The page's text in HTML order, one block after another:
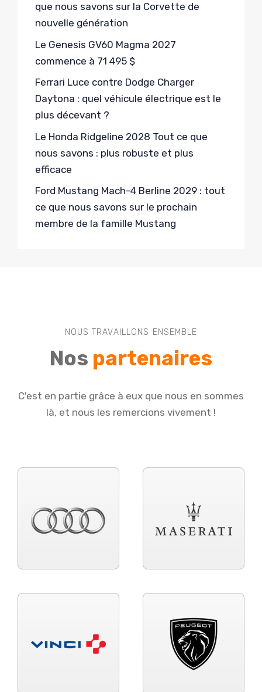
que nous savons sur la Corvette de
nouvelle génération
Le Genesis GV60 Magma 2027
commence à 71 495 $
Ferrari Luce contre Dodge Charger
Daytona : quel véhicule électrique est le
plus décevant ?
Le Honda Ridgeline 2028 Tout ce que
nous savons : plus robuste et plus
efficace
Ford Mustang Mach-4 Berline 2029 : tout
ce que nous savons sur le prochain
membre de la famille Mustang
NOUS TRAVAILLONS ENSEMBLE
Nos partenaires
C'est en partie grâce à eux que nous en sommes
là, et nous les remercions vivement !